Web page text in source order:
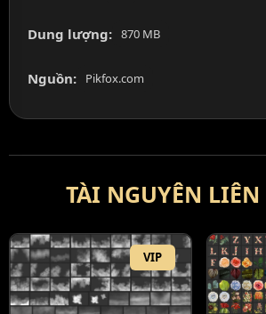
Dung lượng: 870 MB
Nguồn: Pikfox.com
TÀI NGUYÊN
VIP